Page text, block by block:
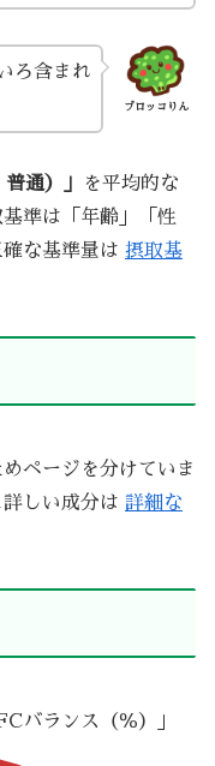
ブロッコりん
ろ含まれ
通）」
を平均的な
準は「年齢」「性
な基準量は 摂取基
ページを分けていま
しい成分は 詳細な
バランス（％）」